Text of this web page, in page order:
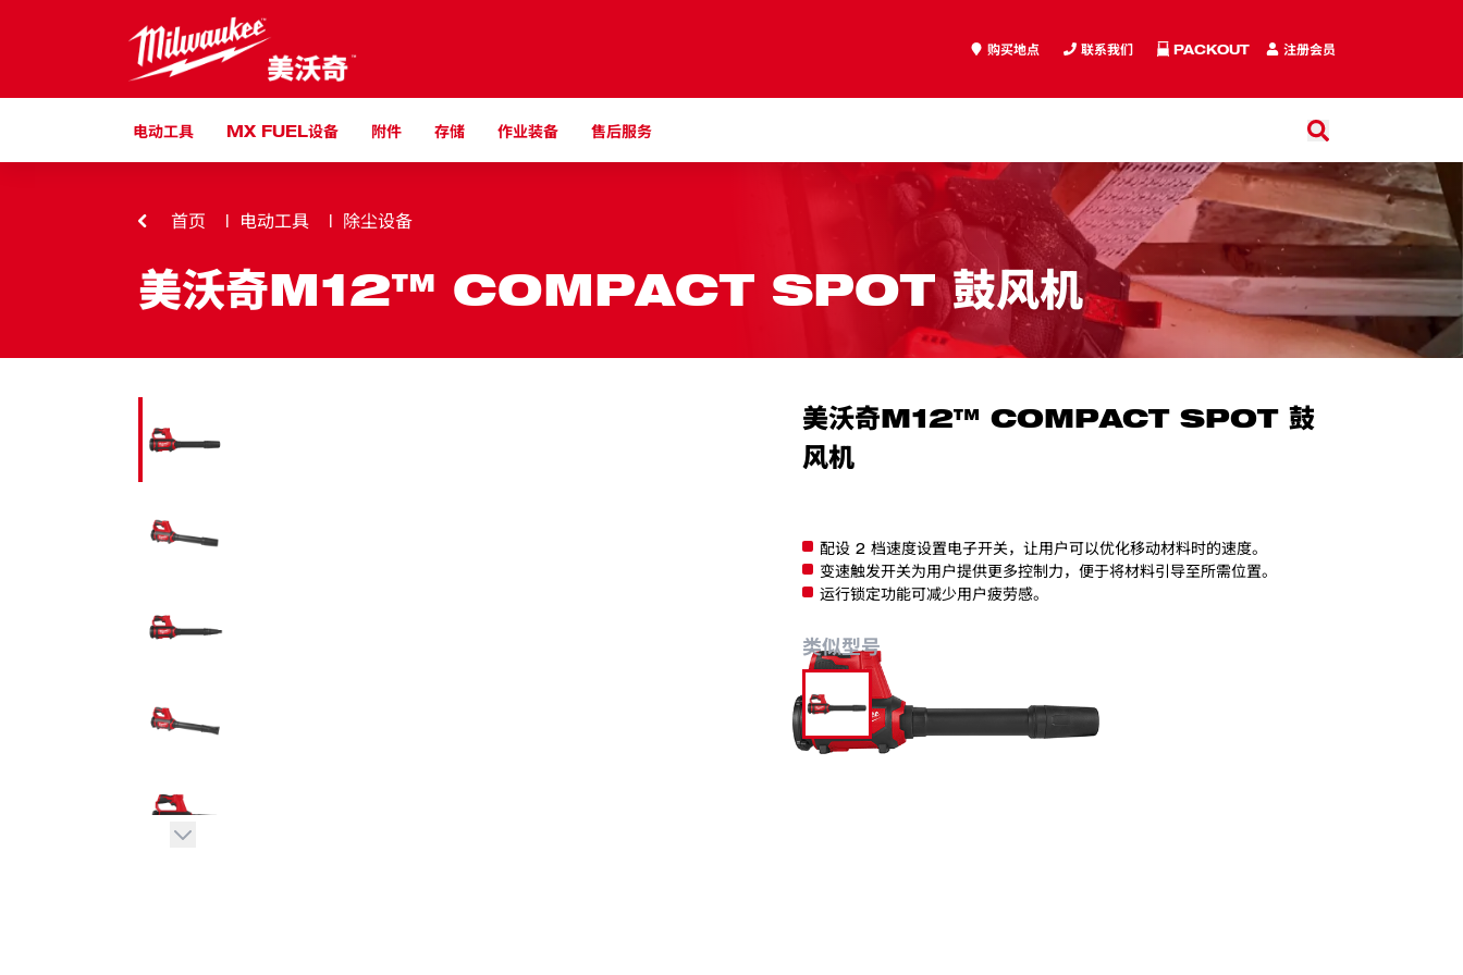
注册会员
购买地点 联系我们 PACKOUT
电动工具 MX FUEL设备 附件 存储 作业装备 售后服务
搜索
搜索
首页 电动工具 除尘设备
美沃奇M12™ COMPACT SPOT 鼓风机
美沃奇M12™ COMPACT SPOT 鼓
风机
配设 2 档速度设置电子开关，让用户可以优化移动材料时的速度。
变速触发开关为用户提供更多控制力，便于将材料引导至所需位置。
运行锁定功能可减少用户疲劳感。
类似型号
M12 BBL-0